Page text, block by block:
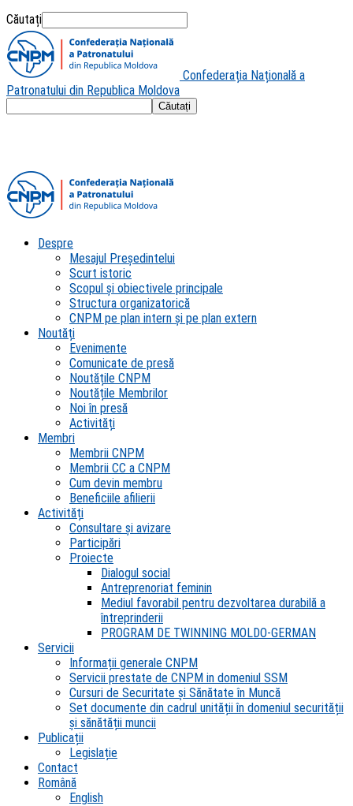
Căutați
Confederația Națională a
Patronatului din Republica Moldova
Despre
Mesajul Președintelui
Scurt istoric
Scopul şi obiectivele principale
Structura organizatorică
CNPM pe plan intern şi pe plan extern
Noutăți
Evenimente
Comunicate de presă
Noutățile CNPM
Noutățile Membrilor
Noi în presă
Activități
Membri
Membrii CNPM
Membrii CC a CNPM
Cum devin membru
Beneficiile afilierii
Activități
Consultare și avizare
Participări
Proiecte
Dialogul social
Antreprenoriat feminin
Mediul favorabil pentru dezvoltarea durabilă a
întreprinderii
PROGRAM DE TWINNING MOLDO-GERMAN
Servicii
Informații generale CNPM
Servicii prestate de CNPM in domeniul SSM
Cursuri de Securitate și Sănătate în Muncă
Set documente din cadrul unității în domeniul securității
și sănătății muncii
Publicații
Legislație
Contact
Română
English